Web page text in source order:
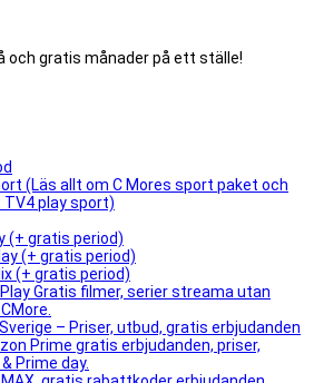
och gratis månader på ett ställe!
(Läs allt om C Mores sport paket och
TV4 play sport)
(+ gratis period)
(+ gratis period)
(+ gratis period)
Gratis filmer, serier streama utan
– Priser, utbud, gratis erbjudanden
Prime gratis erbjudanden, priser,
Prime day.